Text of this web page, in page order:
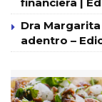
financiera |
Dra
adentro –